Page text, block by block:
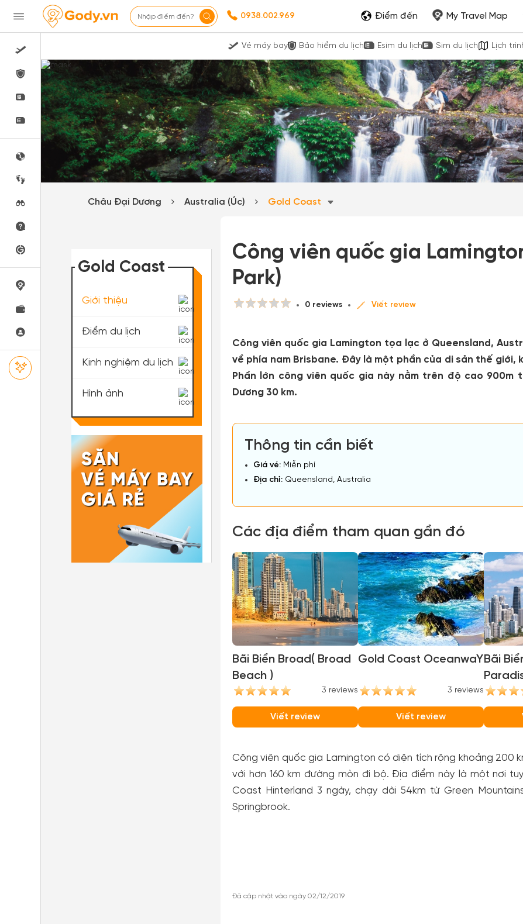
Nhập điểm đến? 0938.002.969 Điểm đến My Travel Map
Vé máy bay Bảo hiểm du lịch Esim du lịch Sim du lịch Lịch
Châu Đại Dương Australia (Úc) Gold Coast
Công viên quốc gia
Park)
0 reviews Viết review
Công viên quốc gia Lamington tọa lạc ở Queensland,
về phía nam Brisbane. Đây là một phần của di sản thế
Phần lớn công viên quốc gia này nằm trên độ cao 900m
Dương 30 km.
Thông tin cần biết
Giá vé: Miễn phí
Địa chỉ: Queensland, Australia
Các địa điểm tham quan gần đó
Bãi Biển Broad( Broad
Beach )
3 reviews
Viết review
Gold Coast OceanwaY
3 reviews
Viết review
Bãi
Paradise (
Công viên quốc gia Lamington có diện tích rộng khoảng 200
với hơn 160 km đường mòn đi bộ. Địa điểm này là một nơi
Coast Hinterland 3 ngày, chạy dài 54km từ Green
Springbrook.
Đã cập nhật vào ngày 02/12/2019
Gold Coast
Giới thiệu
Điểm du lịch
Kinh nghiệm du lịch
Hình ảnh